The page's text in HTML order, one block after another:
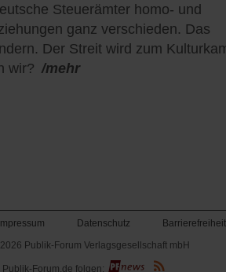
Steuerämter homo- und
ganz verschieden. Das
Der Streit wird zum
wir? /mehr
Impressum Datenschutz
Barrierefreiheit
Publik-Forum Verlagsgesellschaft mbH
(Öffnet
Publik-Forum.de folgen: